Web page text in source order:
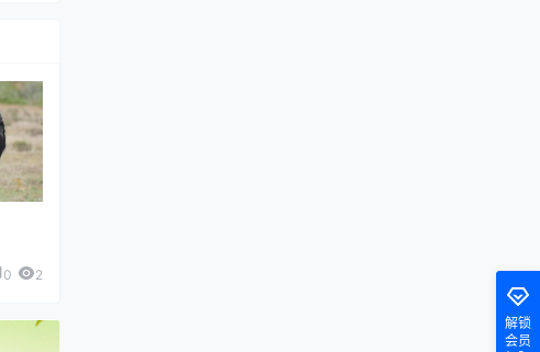
0 2
解锁
会员